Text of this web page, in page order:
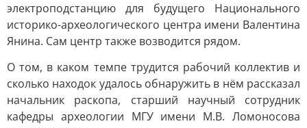
электроподстанцию для будущего Национального
историко-археологического центра имени Валентина
Янина. Сам центр также возводится рядом.
О том, в каком темпе трудится рабочий коллектив и
сколько находок удалось обнаружить в нём рассказал
начальник раскопа, старший научный сотрудник
кафедры археологии МГУ имени М.В. Ломоносова